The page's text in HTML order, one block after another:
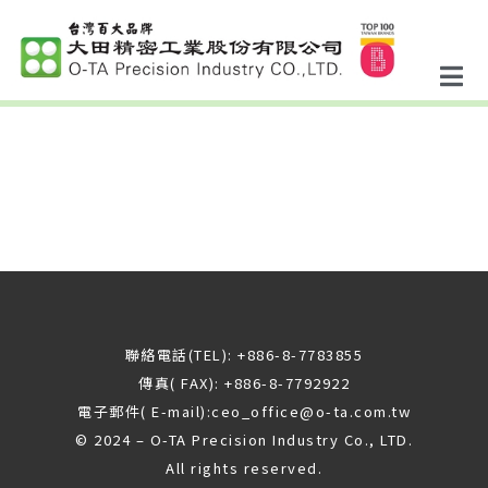
聯絡電話(TEL): +886-8-7783855
傳真( FAX): +886-8-7792922
電子郵件( E-mail):ceo_office@o-ta.com.tw
© 2024 – O-TA Precision Industry Co., LTD.
All rights reserved.